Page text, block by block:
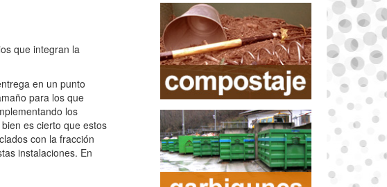
que integran la
en un punto
para los que
los
es cierto que estos
con la fracción
instalaciones. En